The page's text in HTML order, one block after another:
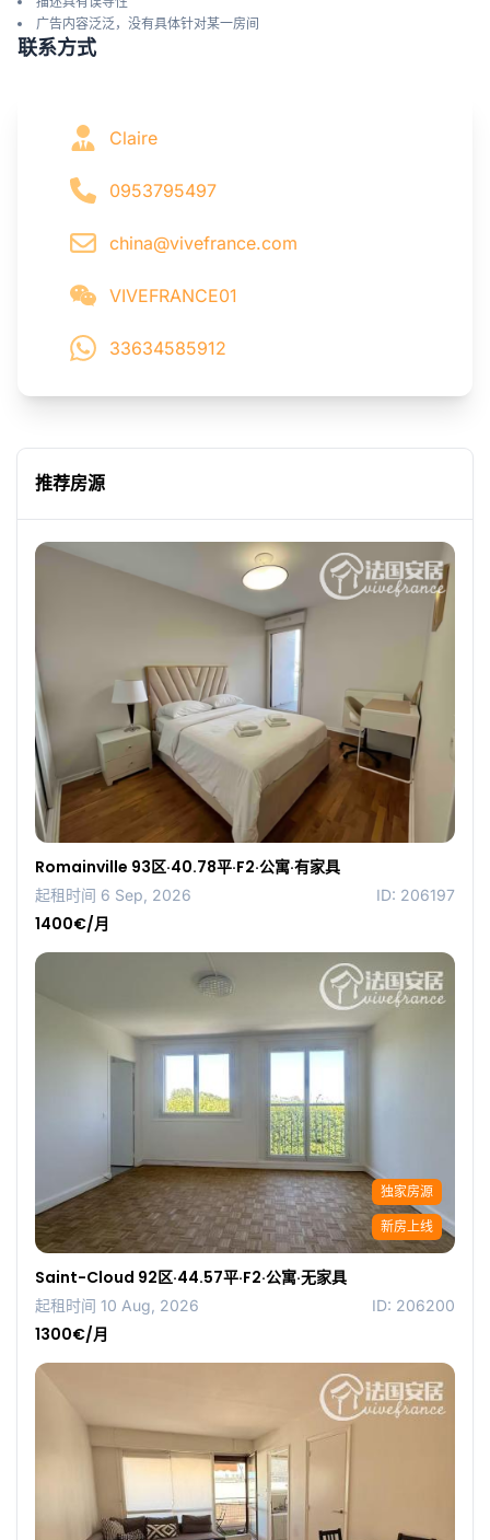
广告内容泛泛，没有具体针对某一房间
联系方式
Claire
0953795497
china@vivefrance.com
VIVEFRANCE01
33634585912
推荐房源
Romainville 93区·40.78平·F2·公寓·有家具
起租时间 6 Sep, 2026 ID: 206197
1400€/月
独家房源
新房上线
Saint-Cloud 92区·44.57平·F2·公寓·无家具
起租时间 10 Aug, 2026 ID: 206200
1300€/月